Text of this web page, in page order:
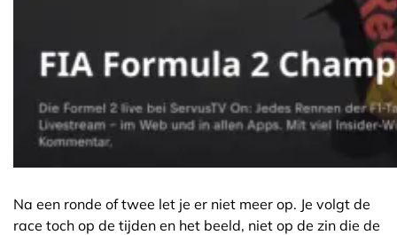
Na een ronde of twee let je er niet meer op. Je volgt de
race toch op de tijden en het beeld, niet op de zin die de